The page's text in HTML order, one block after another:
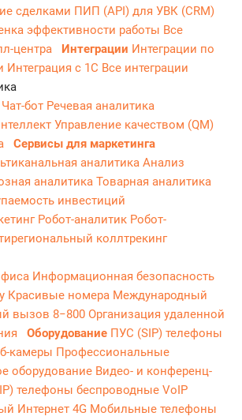
сделками ПИП (API) для УВК (CRM)
эффективности работы Все
центра
Интеграции Интеграции по
Интеграция с 1С Все интеграции
Чат-бот Речевая аналитика
Управление качеством (QM)
Сервисы для маркетинга
аналитика Анализ
аналитика Товарная аналитика
инвестиций
Робот-аналитик Робот-
коллтрекинг
Информационная безопасность
Красивые номера Международный
вызов 8−800 Организация удаленной
Оборудование ПУС (SIP) телефоны
камеры Профессиональные
оборудование Видео- и конференц-
телефоны беспроводные VoIP
Интернет 4G Мобильные телефоны